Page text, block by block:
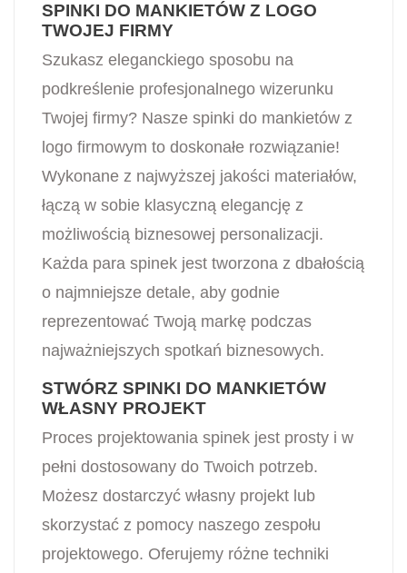
SPINKI DO MANKIETÓW Z LOGO
TWOJEJ FIRMY
Szukasz eleganckiego sposobu na
podkreślenie profesjonalnego wizerunku
Twojej firmy? Nasze spinki do mankietów z
logo firmowym to doskonałe rozwiązanie!
Wykonane z najwyższej jakości materiałów,
łączą w sobie klasyczną elegancję z
możliwością biznesowej personalizacji.
Każda para spinek jest tworzona z dbałością
o najmniejsze detale, aby godnie
reprezentować Twoją markę podczas
najważniejszych spotkań biznesowych.
STWÓRZ SPINKI DO MANKIETÓW
WŁASNY PROJEKT
Proces projektowania spinek jest prosty i w
pełni dostosowany do Twoich potrzeb.
Możesz dostarczyć własny projekt lub
skorzystać z pomocy naszego zespołu
projektowego. Oferujemy różne techniki